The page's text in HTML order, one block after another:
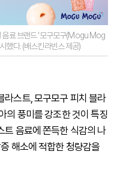
음료 브랜드 ‘모구모구(Mogu Mog
했다. (배스킨라빈스 제공)
라스트, 모구모구 피치 블라
의 풍미를 강조한 것이 특징
트 음료에 쫀득한 식감의 나
해소에 적합한 청량감을